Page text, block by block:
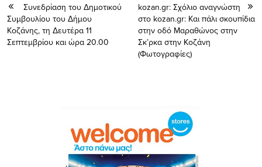
Συνεδρίαση του Δημοτικού
Συμβουλίου του Δήμου
Κοζάνης, τη Δευτέρα 11
Σεπτεμβρίου και ώρα 20.00
kozan.gr: Σχόλιο αναγνώστη
στο kozan.gr: Και πάλι σκουπίδια
στην οδό Μαραθώνος στην
Σκ’ρκα στην Κοζάνη
(Φωτογραφίες)